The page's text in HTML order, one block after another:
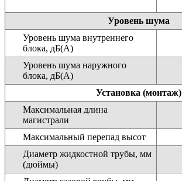
Уровень шума
Уровень шума внутреннего
блока, дБ(А)
Уровень шума наружного
блока, дБ(А)
Установка (монтаж)
Максимальная длина
магистрали
Максимальный перепад высот
Диаметр жидкостной трубы, мм
(дюймы)